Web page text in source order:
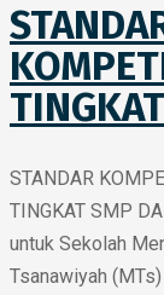
STANDAR
TINGKAT SMP
untuk Sekolah
Tsanawiyah